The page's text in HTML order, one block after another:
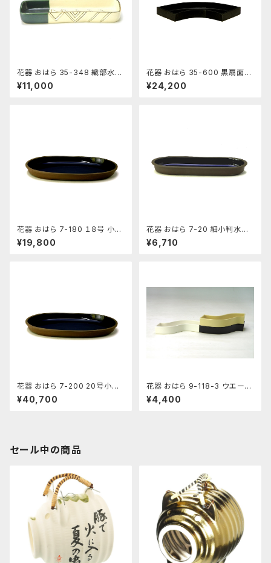
花器 おはら 35-348 織部水盤
花瓶 フラワーベース 水盤
¥11,000
花器 おはら 35-600 黒扇面水
盤 花瓶 フラワーベース 水盤
¥24,200
花器 おはら 7-180 １８号 小判
水盤 花瓶 フラワーベース 水盤
¥19,800
花器 おはら 7-20 細小判水盤
（流円） 花瓶 フラワーベース 水
盤
¥6,710
花器 おはら 7-200 20号小判
水盤 花瓶 フラワーベース 水盤
¥40,700
花器 おはら 9-118-3 ウエーブ
小黒ツヤ 花瓶 フラワーベース
水盤
¥4,400
セール中の商品